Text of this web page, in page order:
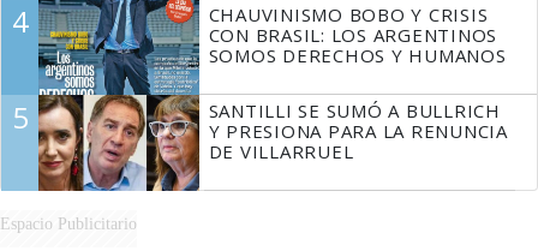
4
CHAUVINISMO BOBO Y CRISIS
CON BRASIL: LOS ARGENTINOS
SOMOS DERECHOS Y HUMANOS
5
SANTILLI SE SUMÓ A BULLRICH
Y PRESIONA PARA LA RENUNCIA
DE VILLARRUEL
Espacio Publicitario